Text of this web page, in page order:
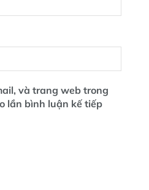
và trang web trong
lần bình luận kế tiếp